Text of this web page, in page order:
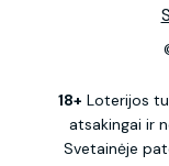
18+ Loterijos
atsakingai ir
Svetainėje